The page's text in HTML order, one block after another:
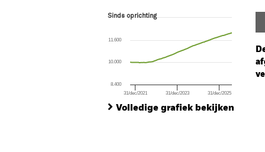
Sinds oprichting
The chart has 1 X axis displaying Time.
The chart has 1 Y axis displaying values.
Sinds oprichting
31/dec/2021 31/dec/2023 31/dec/2025
8.400
10.000
11.600
Volledige grafiek bekijken